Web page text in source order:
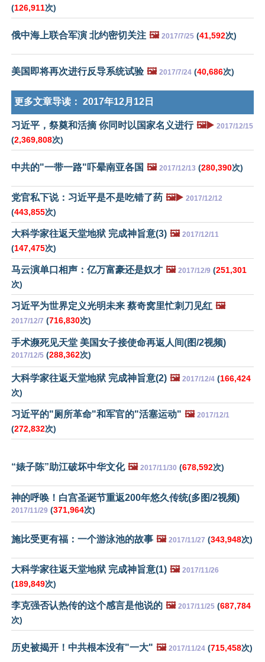
(126,911次)
俄中海上联合军演 北约密切关注 🖼️ 2017/7/25 (41,592次)
美国即将再次进行反导系统试验 🖼️ 2017/7/24 (40,686次)
更多文章导读： 2017年12月12日
习近平，祭奠和活摘 你同时以国家名义进行 🖼️▶️ 2017/12/15
(2,369,808次)
中共的"一带一路"吓晕南亚各国 🖼️ 2017/12/13 (280,390次)
党官私下说：习近平是不是吃错了药 🖼️▶️ 2017/12/12
(443,855次)
大科学家往返天堂地狱 完成神旨意(3) 🖼️ 2017/12/11
(147,475次)
马云演单口相声：亿万富豪还是奴才 🖼️ 2017/12/9 (251,301
次)
习近平为世界定义光明未来 蔡奇窝里忙刺刀见红 🖼️
2017/12/7 (716,830次)
手术濒死见天堂 美国女子接使命再返人间(图/2视频)
2017/12/5 (288,362次)
大科学家往返天堂地狱 完成神旨意(2) 🖼️ 2017/12/4 (166,424
次)
习近平的"厕所革命"和军官的"活塞运动" 🖼️ 2017/12/1
(272,832次)
“婊子陈”助江破坏中华文化 🖼️ 2017/11/30 (678,592次)
神的呼唤！白宫圣诞节重返200年悠久传统(多图/2视频)
2017/11/29 (371,964次)
施比受更有福：一个游泳池的故事 🖼️ 2017/11/27 (343,948次)
大科学家往返天堂地狱 完成神旨意(1) 🖼️ 2017/11/26
(189,849次)
李克强否认热传的这个感言是他说的 🖼️ 2017/11/25 (687,784
次)
历史被揭开！中共根本没有"一大" 🖼️ 2017/11/24 (715,458次)